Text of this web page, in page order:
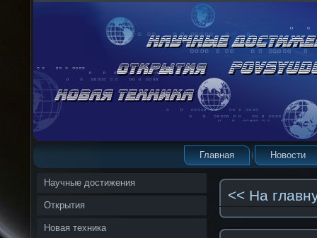
Главная Новости
Научные достижения
Открытия
Новая техника
<< На